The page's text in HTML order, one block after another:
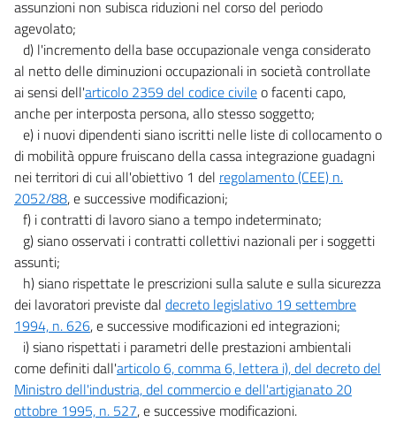
FINANZA DECENTRATA
47
48
49
50
51
TITOLO II
DISPOSIZIONI IN MATERIA DI SPESA
CAPO IV
ALTRE DISPOSIZIONI
52
54
55
56
57
58
assunzioni non subisca riduzioni nel corso del periodo
agevolato;
d) l'incremento della base occupazionale venga considerato
al netto delle diminuzioni occupazionali in società controllate
ai sensi dell'articolo 2359 del codice civileo facenti capo,
anche per interposta persona, allo stesso soggetto;
e) i nuovi dipendenti siano iscritti nelle liste di collocamento o
di mobilità oppure fruiscano della cassa integrazione guadagni
nei territori di cui all'obiettivo 1 del regolamento (CEE) n.
2052/88, e successive modificazioni;
f) i contratti di lavoro siano a tempo indeterminato;
g) siano osservati i contratti collettivi nazionali per i soggetti
assunti;
h) siano rispettate le prescrizioni sulla salute e sulla sicurezza
dei lavoratori previste dal decreto legislativo 19 settembre
1994, n. 626, e successive modificazioni ed integrazioni;
i) siano rispettati i parametri delle prestazioni ambientali
come definiti dall'articolo 6, comma 6, lettera i), del decreto del
Ministro dell'industria, del commercio e dell'artigianato 20
ottobre 1995, n. 527, e successive modificazioni.